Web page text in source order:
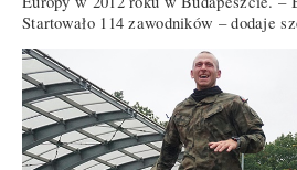
Startowało 114 zawodników – dodaje